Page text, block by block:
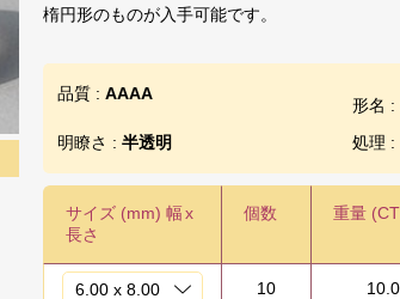
楕円形のものが入手可能です。
品質 : AAAA
形名 :
明瞭さ : 半透明 処理 :
サイズ (mm) 幅x
長さ
個数 重量
10